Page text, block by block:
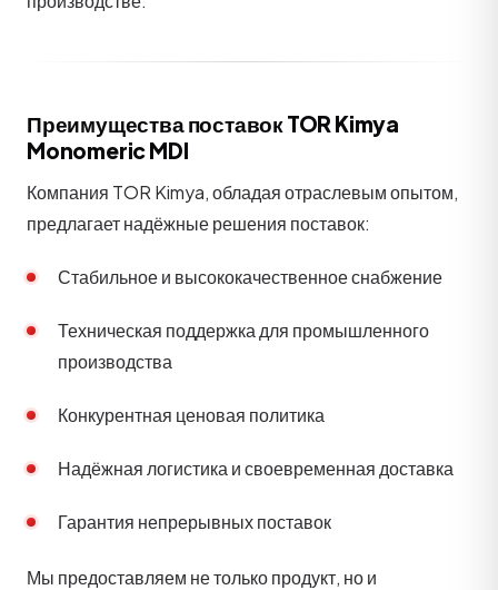
Преимущества поставок TOR Kimya
Monomeric MDI
Компания TOR Kimya, обладая отраслевым опытом,
предлагает надёжные решения поставок:
Стабильное и высококачественное снабжение
Техническая поддержка для промышленного
производства
Конкурентная ценовая политика
Надёжная логистика и своевременная доставка
Гарантия непрерывных поставок
Мы предоставляем не только продукт, но и